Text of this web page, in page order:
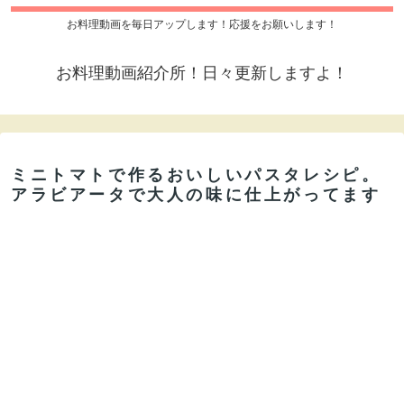
お料理動画を毎日アップします！応援をお願いします！
お料理動画紹介所！日々更新しますよ！
ミニトマトで作るおいしいパスタレシピ。
アラビアータで大人の味に仕上がってます